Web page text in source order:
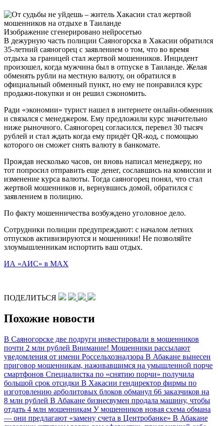
Изображение сгенерировано нейросетью
В дежурную часть полиции Саяногорска в Хакасии обратился
35-летний саяногорец с заявлением о том, что во время
отдыха за границей стал жертвой мошенников. Инцидент
произошел, когда мужчина был в отпуске в Таиланде. Желая
обменять рубли на местную валюту, он обратился в
официальный обменный пункт, но ему не понравился курс
продажи-покупки и он решил сэкономить.
Ради «экономии» турист нашел в интернете онлайн-обменник
и связался с менеджером. Ему предложили курс значительно
ниже рыночного. Саяногорец согласился, перевел 30 тысяч
рублей и стал ждать когда ему придёт QR-код, с помощью
которого он сможет снять валюту в банкомате.
Прождав несколько часов, он вновь написал менеджеру, но
тот попросил отправить еще денег, сославшись на комиссии и
изменение курса валюты. Тогда саяногорец понял, что стал
жертвой мошенников и, вернувшись домой, обратился с
заявлением в полицию.
По факту мошенничества возбуждено уголовное дело.
Сотрудники полиции предупреждают: с началом летних
отпусков активизируются и мошенники! Не позволяйте
злоумышленникам испортить ваш отдых.
ИА «АИС» в МАХ
ПОДЕЛИТЬСЯ
Похожие новости
В Саяногорске две подруги инвестировали в мошенников
почти 2 млн рублей Внимание! Мошенники рассылают
уведомления от имени Россельхознадзора В Абакане вынесен
приговор мошенникам, наживавшимся на умышленной порче
смартфонов Специалистка по «снятию порчи» получила
большой срок отсидки В Хакасии гендиректор фирмы по
изготовлению арболитовых блоков обманул 66 заказчиков на
8 млн рублей В Абакане бизнесвумен продала машину, чтобы
отдать 4 млн мошенникам У мошенников новая схема обмана
— они предлагают «замену счета в Центробанке» В Абакане